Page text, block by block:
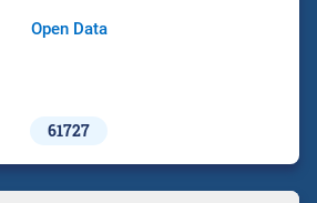
Open Data
61727